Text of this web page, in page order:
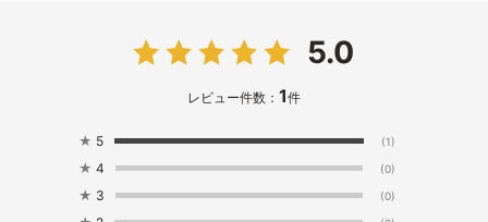
5.0
レビュー件数： 1件
★ 5 (1)
★ 4 (0)
★ 3 (0)